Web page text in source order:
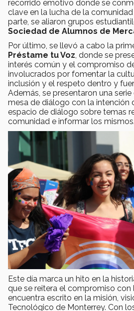
recorrido emotivo donde se
clave en la lucha de la
parte, se aliaron grupos
Sociedad de Alumnos de
Por último, se llevó a cabo la
Préstame tu Voz, donde se
interés común y el compromiso
involucrados por fomentar la
inclusión y el respeto dentro y
Además, se presentaron una
mesa de diálogo con la intención
espacio de diálogo sobre temas
comunidad e informar los mismos.
Este día marca un hito en la
que se reitera el compromiso con
encuentra escrito en la misión,
Tecnológico de Monterrey. Con